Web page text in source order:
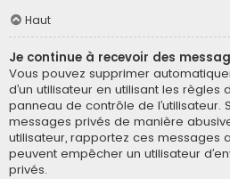
Haut
Je continue à recevoir des
Vous pouvez supprimer
d’un utilisateur en utilisant les
panneau de contrôle de l’utilisateur.
messages privés de manière
utilisateur, rapportez ces messages
peuvent empêcher un utilisateur
privés.